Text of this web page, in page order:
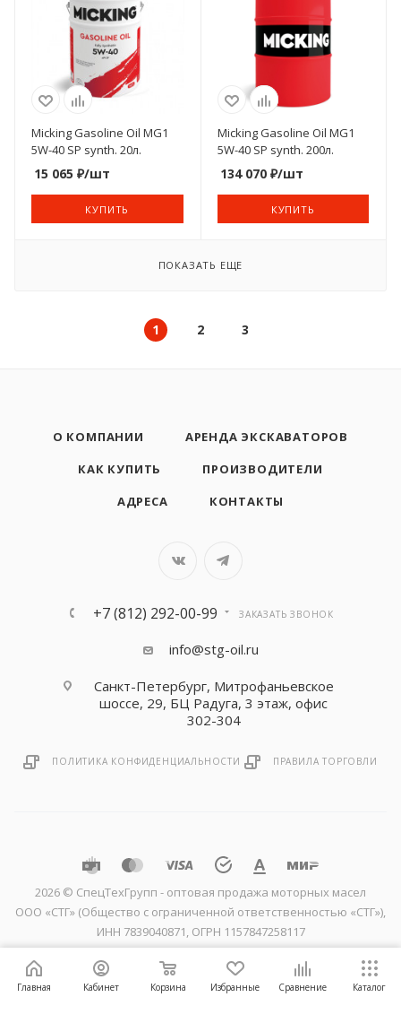
Micking Gasoline Oil MG1
5W-40 SP synth. 20л.
15 065 ₽/шт
КУПИТЬ
Micking Gasoline Oil MG1
5W-40 SP synth. 200л.
134 070₽/шт
КУПИТЬ
ПОКАЗАТЬ ЕЩЕ
1 2 3
О КОМПАНИИ
АРЕНДА ЭКСКАВАТОРОВ
КАК КУПИТЬ
ПРОИЗВОДИТЕЛИ
АДРЕСА
КОНТАКТЫ
+7 (812) 292-00-99 ЗАКАЗАТЬ ЗВОНОК
info@stg-oil.ru
Санкт-Петербург, Митрофаньевское
шоссе, 29, БЦ Радуга, 3 этаж, офис
302-304
ПОЛИТИКА КОНФИДЕНЦИАЛЬНОСТИ ПРАВИЛА ТОРГОВЛИ
2026 © CпецТехГрупп - оптовая продажа моторных масел
ООО «СТГ» (Общество с ограниченной ответственностью «СТГ»),
ИНН 7839040871, ОГРН 1157847258117
Главная Кабинет Корзина Избранные Сравнение Каталог